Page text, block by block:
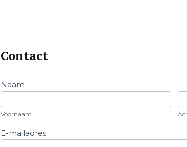
Contact
Contact
Naam
Voornaam
Voornaam
E-mailadres